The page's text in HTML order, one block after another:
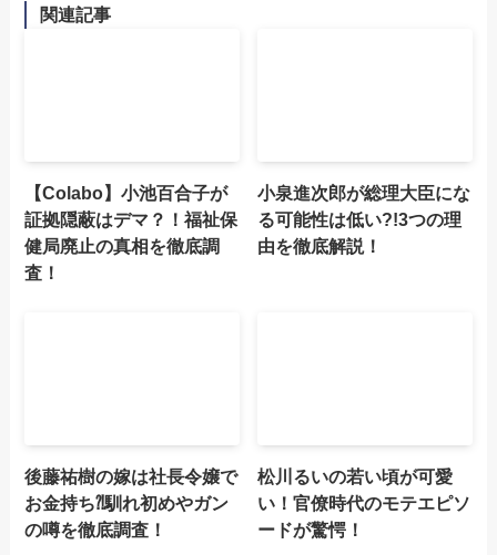
関連記事
【Colabo】小池百合子が
証拠隠蔽はデマ？！福祉保
健局廃止の真相を徹底調
査！
小泉進次郎が総理大臣にな
る可能性は低い?!3つの理
由を徹底解説！
後藤祐樹の嫁は社長令嬢で
お金持ち⁈馴れ初めやガン
の噂を徹底調査！
松川るいの若い頃が可愛
い！官僚時代のモテエピソ
ードが驚愕！